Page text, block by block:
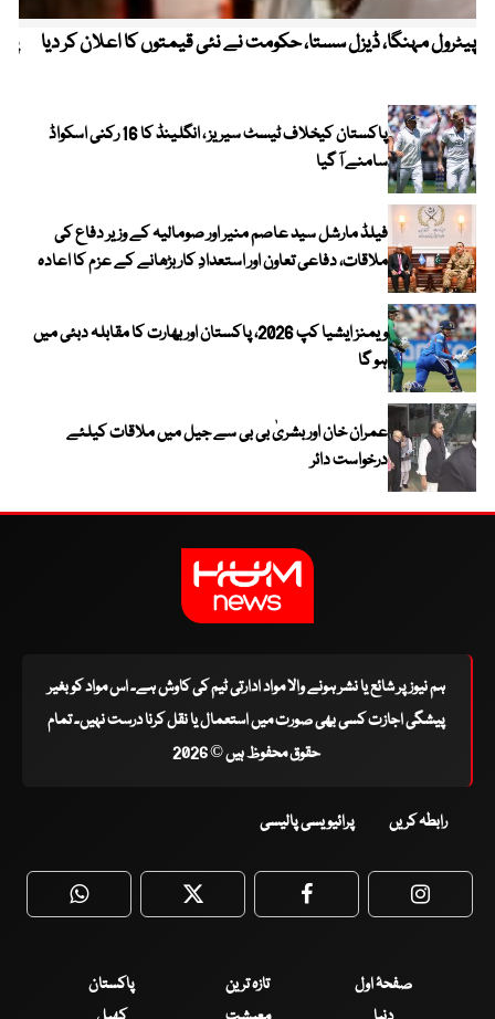
پیٹرول مہنگا، ڈیزل سستا، حکومت نے نئی قیمتوں کا اعلان کر دیا
پاکستان کیخلاف ٹیسٹ سیریز ، انگلینڈ کا 16 رکنی اسکواڈ
سامنے آ گیا
فیلڈ مارشل سید عاصم منیر اور صومالیہ کے وزیر دفاع کی
ملاقات، دفاعی تعاون اور استعدادِ کار بڑھانے کے عزم کا اعادہ
ویمنز ایشیا کپ 2026، پاکستان اور بھارت کا مقابلہ دبئی میں
ہو گا
عمران خان اور بشریٰ بی بی سے جیل میں ملاقات کیلئے
درخواست دائر
ہم نیوز پر شائع یا نشر ہونے والا مواد ادارتی ٹیم کی کاوش ہے۔ اس مواد کو بغیر
پیشگی اجازت کسی بھی صورت میں استعمال یا نقل کرنا درست نہیں۔ تمام
حقوق محفوظ ہیں © 2026
رابطہ کریں پرائیویسی پالیسی
WhatsApp Twitter Facebook
صفحۂ اول تازہ ترین
پاکستان